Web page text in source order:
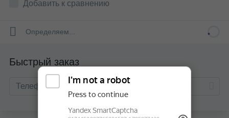
Добавить к сравнению
Определяем...
Быстрый заказ